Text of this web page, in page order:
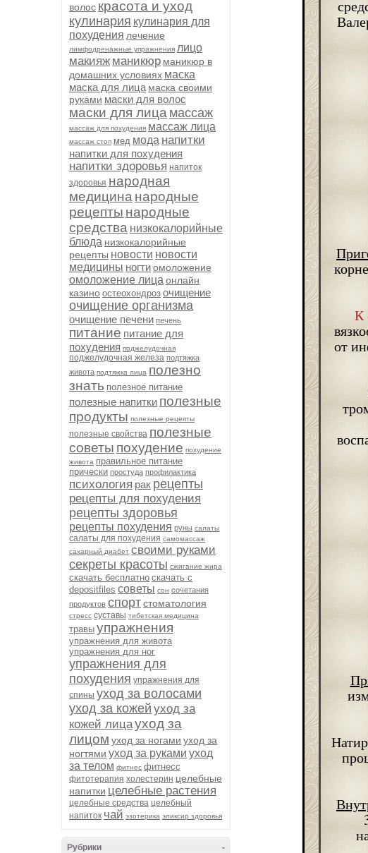
волос красота и уход
кулинария кулинария для
похудения лечение
лимфодренажные упражнения лицо
макияж маникюр маникюр в
домашних условиях маска
маска для лица маска своими
руками маски для волос
маски для лица массаж
массаж для похудения массаж лица
массаж стоп мед мода напитки
напитки для похудения
напитки здоровья напиток
здоровья народная
медицина народные
рецепты народные
средства низкокалорийные
блюда низкокалорийные
рецепты новости новости
медицины ногтиомоложение
омоложение лица онлайн
казино остеохондроз очищение
очищение организма
очищение печени печень
питание питание для
похудения поджелудочная
поджелудочная железа подтяжка
живота подтяжка лица полезно
знать полезное питание
полезные напитки полезные
продукты полезные рецепты
полезные свойства полезные
советы похудение похудение
живота правильное питание
прически простуда профилактика
психология рак рецепты
рецепты для похудения
рецепты здоровья
рецепты похудения руны салаты
салаты для похудения самомассаж
сахарный диабет своими руками
секреты красоты сжигание жира
скачать бесплатно скачать с
depositfiles советы сон сочетания
продуктов спортстоматология
стресс суставы тибетская медицина
травы упражнения
упражнения для живота
упражнения для ног
упражнения для
похудения упражнения для
спины уход за волосами
уход за кожей уход за
кожей лицауход за
лицом уход за ногами уход за
ногтями уход за руками уход
за телом фитнес фитнесс
фитотерапия холестерин целебные
напитки целебные растения
целебные средства целебный
напиток чай эзотерика эликсир здоровья
-
Рубрики
К
от